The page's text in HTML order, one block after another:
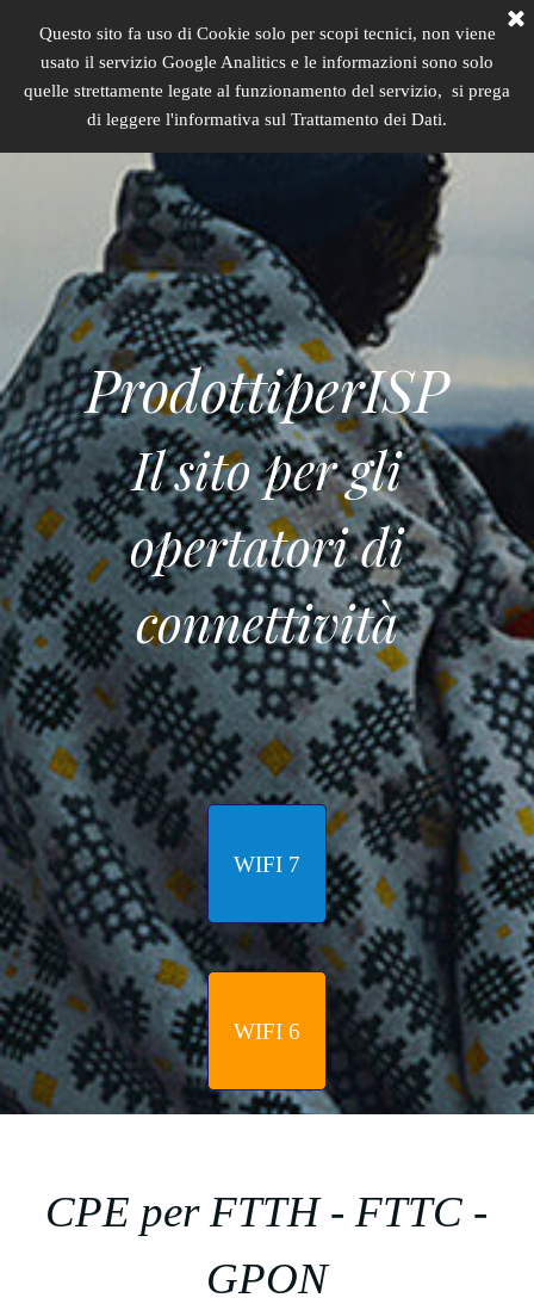
Questo sito fa uso di Cookie solo per scopi tecnici, non viene
quelle strettamente legate al funzionamento del servizio, si
PRODOTTIPERISP.IT
ProdottiperISP
Il sito per gli
opertatori di
connettività
WIFI 7
WIFI 6
CPE per FTTH - FTTC -
GPON